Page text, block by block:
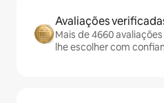
Avaliações
Mais de 4660
lhe escolher com